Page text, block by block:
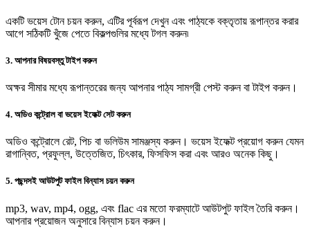
একটি ভয়েস টোন চয়ন করুন, এটির পূর্বরূপ দেখুন এবং পাঠ্যকে বক্তৃতায় রূপান্তর করার
আগে সঠিকটি খুঁজে পেতে বিকল্পগুলির মধ্যে টগল করুন৷
3. আপনার বিষয়বস্তু টাইপ করুন
অক্ষর সীমার মধ্যে রূপান্তরের জন্য আপনার পাঠ্য সামগ্রী পেস্ট করুন বা টাইপ করুন।
4. অডিও কন্ট্রোল বা ভয়েস ইফেক্ট সেট করুন
অডিও কন্ট্রোলে রেট, পিচ বা ভলিউম সামঞ্জস্য করুন। ভয়েস ইফেক্ট প্রয়োগ করুন যেমন
রাগান্বিত, প্রফুল্ল, উত্তেজিত, চিৎকার, ফিসফিস করা এবং আরও অনেক কিছু।
5. পছন্দসই আউটপুট ফাইল বিন্যাস চয়ন করুন
mp3, wav, mp4, ogg, এবং flac এর মতো ফরম্যাটে আউটপুট ফাইল তৈরি করুন।
আপনার প্রয়োজন অনুসারে বিন্যাস চয়ন করুন।